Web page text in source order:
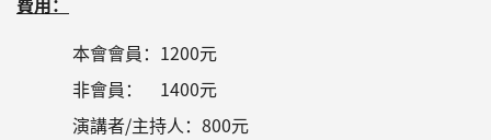
本會會員：1200元
非會員： 1400元
演講者/主持人：800元